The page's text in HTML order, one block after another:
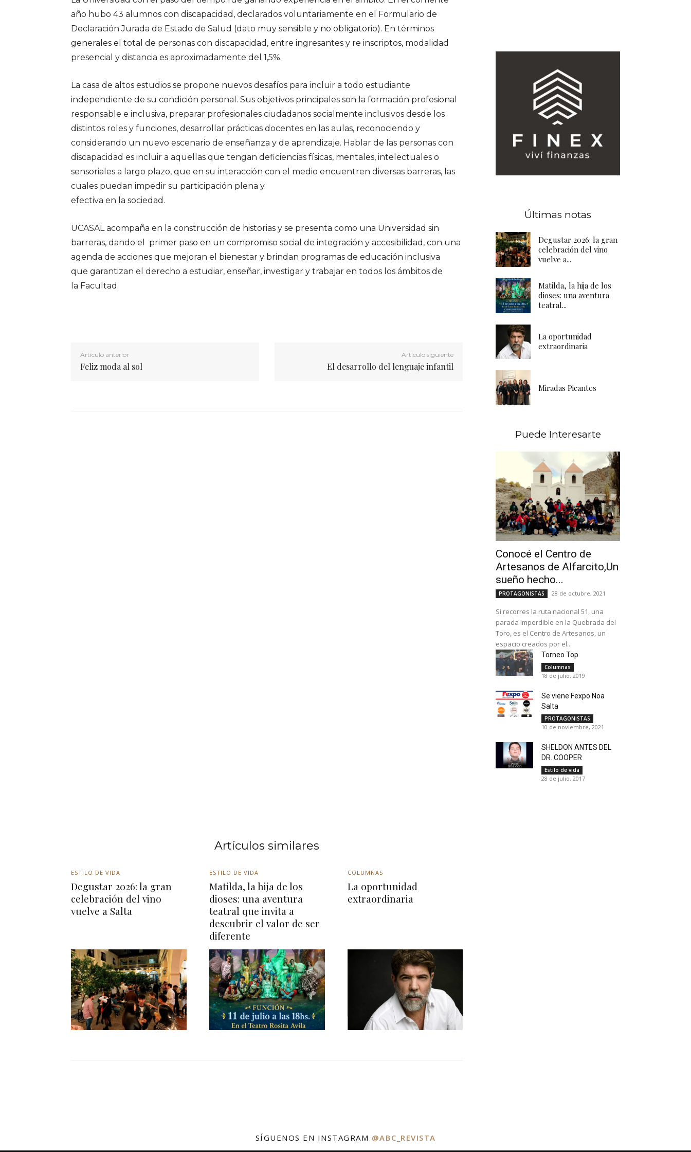
año hubo 43 alumnos con discapacidad, declarados voluntariamente en el Formulario de
Declaración Jurada de Estado de Salud (dato muy sensible y no obligatorio). En términos
generales el total de personas con discapacidad, entre ingresantes y re inscriptos, modalidad
presencial y distancia es aproximadamente del 1,5%.
La casa de altos estudios se propone nuevos desafíos para incluir a todo estudiante
independiente de su condición personal. Sus objetivos principales son la formación profesional
responsable e inclusiva, preparar profesionales ciudadanos socialmente inclusivos desde los
distintos roles y funciones, desarrollar prácticas docentes en las aulas, reconociendo y
considerando un nuevo escenario de enseñanza y de aprendizaje. Hablar de las personas con
discapacidad es incluir a aquellas que tengan deficiencias físicas, mentales, intelectuales o
sensoriales a largo plazo, que en su interacción con el medio encuentren diversas barreras, las
cuales puedan impedir su participación plena y
efectiva en la sociedad.
UCASAL acompaña en la construcción de historias y se presenta como una Universidad sin
barreras, dando el primer paso en un compromiso social de integración y accesibilidad, con una
agenda de acciones que mejoran el bienestar y brindan programas de educación inclusiva
que garantizan el derecho a estudiar, enseñar, investigar y trabajar en todos los ámbitos de
la Facultad.
Artículo anterior
Feliz moda al sol
Artículo siguiente
El desarrollo del lenguaje infantil
Últimas notas
Degustar 2026: la gran
celebración del vino
vuelve a...
Matilda, la hija de los
dioses: una aventura
teatral...
La oportunidad
extraordinaria
Miradas Picantes
Puede Interesarte
Conocé el Centro de
Artesanos de Alfarcito,Un
sueño hecho...
PROTAGONISTAS 28 de octubre, 2021
Si recorres la ruta nacional 51, una
parada imperdible en la Quebrada del
Toro, es el Centro de Artesanos, un
espacio creados por el...
Torneo Top
Columnas
18 de julio, 2019
Se viene Fexpo Noa
Salta
PROTAGONISTAS
10 de noviembre, 2021
SHELDON ANTES DEL
DR. COOPER
Estilo de vida
28 de julio, 2017
Artículos similares
ESTILO DE VIDA
Degustar 2026: la gran
celebración del vino
vuelve a Salta
ESTILO DE VIDA
Matilda, la hija de los
dioses: una aventura
teatral que invita a
descubrir el valor de ser
diferente
COLUMNAS
La oportunidad
extraordinaria
SÍGUENOS EN INSTAGRAM @ABC_REVISTA